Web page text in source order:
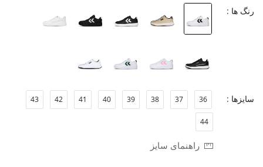
رنگ ها :
سایزها : 36
37
38
39
40
41
42
43
44
راهنمای سایز